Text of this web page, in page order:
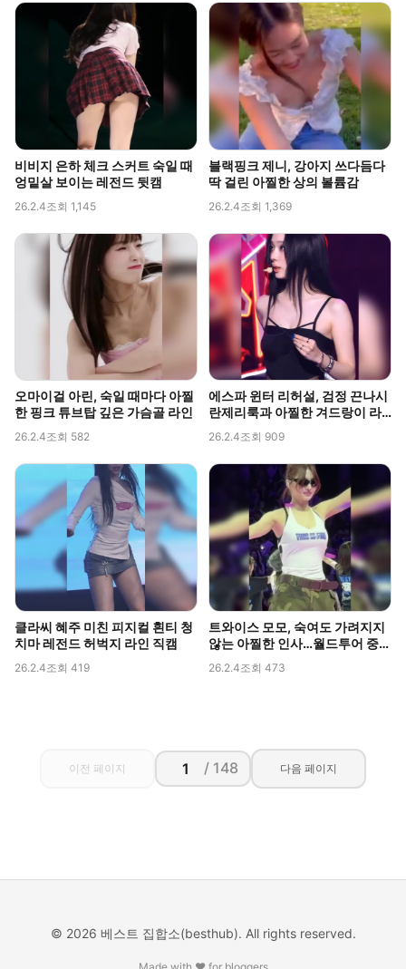
비비지 은하 체크 스커트 숙일 때
엉밑살 보이는 레전드 뒷캠
26.2.4조회 1,145
블랙핑크 제니, 강아지 쓰다듬다
딱 걸린 아찔한 상의 볼륨감
26.2.4조회 1,369
오마이걸 아린, 숙일 때마다 아찔
한 핑크 튜브탑 깊은 가슴골 라인
26.2.4조회 582
에스파 윈터 리허설, 검정 끈나시
란제리룩과 아찔한 겨드랑이 라
26.2.4조회 909
클라씨 혜주 미친 피지컬 흰티 청
치마 레전드 허벅지 라인 직캠
26.2.4조회 419
트와이스 모모, 숙여도 가려지지
않는 아찔한 인사…월드투어 중
26.2.4조회 473
이전 페이지 / 148 다음 페이지
© 2026 베스트 집합소(besthub). All rights reserved.